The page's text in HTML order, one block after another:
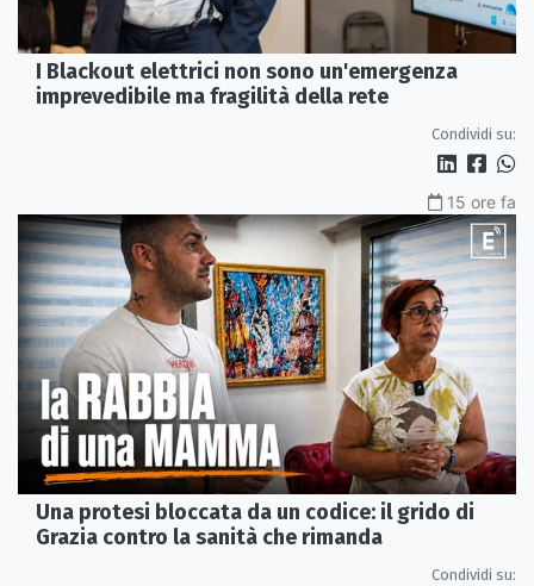
I Blackout elettrici non sono un'emergenza
imprevedibile ma fragilità della rete
Condividi su:
15 ore fa
Una protesi bloccata da un codice: il grido di
Grazia contro la sanità che rimanda
Condividi su: